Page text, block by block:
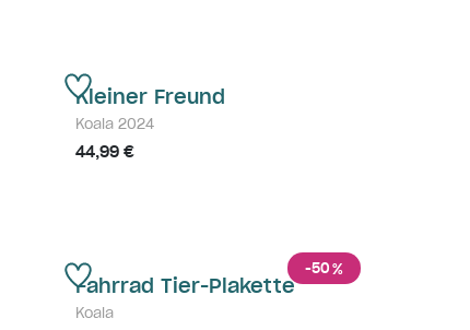
Kleiner Freund
Koala 2024
44,99 €
-50%
Fahrrad Tier-Plakette
Koala